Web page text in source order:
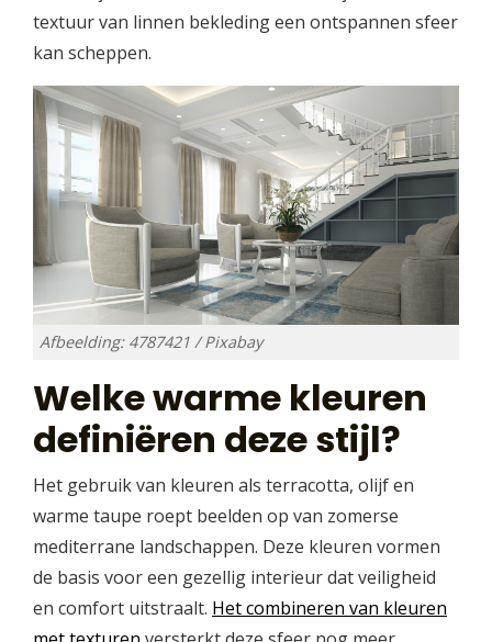
textuur van linnen bekleding een ontspannen sfeer
kan scheppen.
Afbeelding: 4787421 / Pixabay
Welke warme kleuren
definiëren deze stijl?
Het gebruik van kleuren als terracotta, olijf en
warme taupe roept beelden op van zomerse
mediterrane landschappen. Deze kleuren vormen
de basis voor een gezellig interieur dat veiligheid
en comfort uitstraalt. Het combineren van kleuren